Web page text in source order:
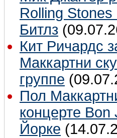
Rolling Stones
Битлз
Кит Ричардс
Маккартни
группе
Пол
концерте
Йорке